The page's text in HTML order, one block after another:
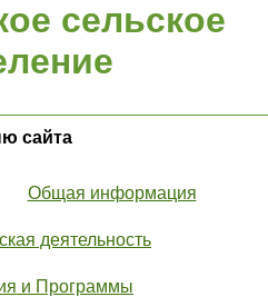
сельское
сайта
Общая информация
деятельность
и Программы